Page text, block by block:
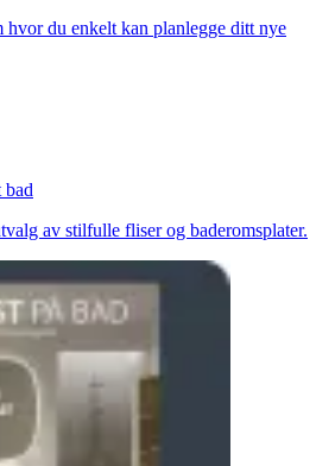
hvor du enkelt kan planlegge ditt nye
bad
av stilfulle fliser og baderomsplater.